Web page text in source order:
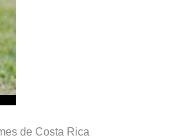
de Costa Rica